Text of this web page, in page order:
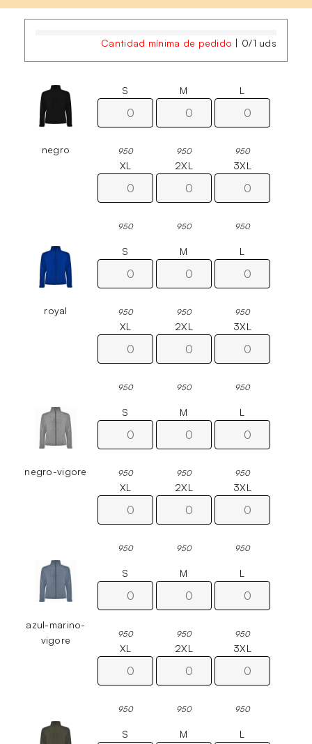
Cantidad mínima de pedido | 0/1 uds
negro
S
950
M
950
L
950
XL
950
2XL
950
3XL
950
royal
S
950
M
950
L
950
XL
950
2XL
950
3XL
950
negro-vigore
S
950
M
950
L
950
XL
950
2XL
950
3XL
950
azul-marino-
vigore
S
950
M
950
L
950
XL
950
2XL
950
3XL
950
S M L